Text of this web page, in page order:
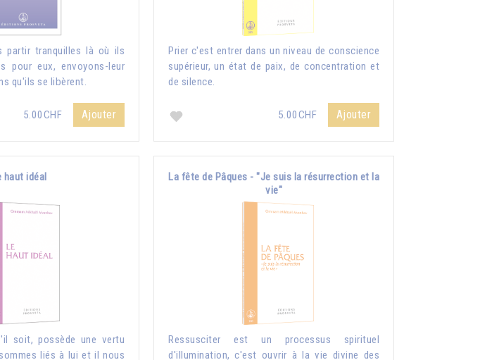
partir tranquilles là où ils
pour eux, envoyons-leur
qu'ils se libèrent.
5.00CHF Ajouter
Prier c'est entrer dans un niveau de conscience
supérieur, un état de paix, de concentration et
de silence.
5.00CHF Ajouter
haut idéal
soit, possède une vertu
liés à lui et il nous
La fête de Pâques - "Je suis la résurrection et la
vie"
Ressusciter est un processus spirituel
d'illumination, c'est ouvrir à la vie divine des